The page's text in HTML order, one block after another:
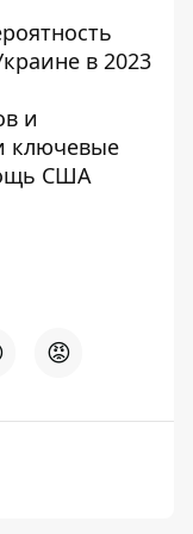
в 2023
и
ключевые
США
😡